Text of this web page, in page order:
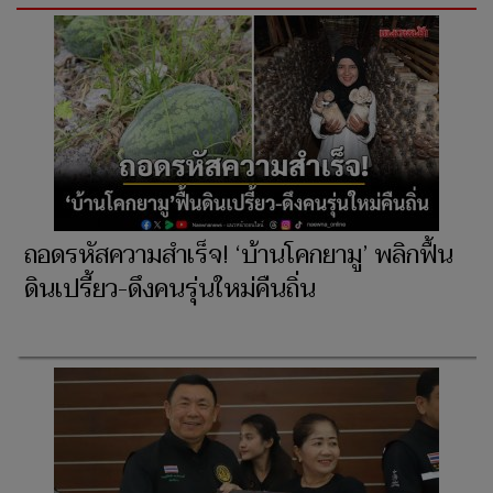
ถอดรหัสความสำเร็จ! ‘บ้านโคกยามู’ พลิกฟื้น
ดินเปรี้ยว-ดึงคนรุ่นใหม่คืนถิ่น